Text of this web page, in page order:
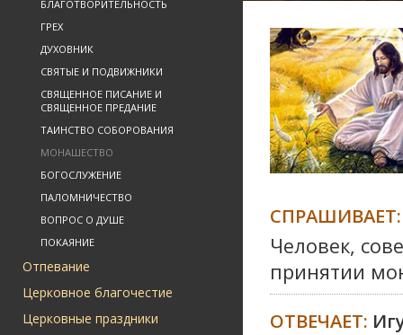
БЛАГОТВОРИТЕЛЬНОСТЬ
ГРЕХ
ДУХОВНИК
СВЯТЫЕ И ПОДВИЖНИКИ
СВЯЩЕННОЕ ПИСАНИЕ И
СВЯЩЕННОЕ ПРЕДАНИЕ
ТАИНСТВО СОБОРОВАНИЯ
МОНАШЕСТВО
БОГОСЛУЖЕНИЕ
ПАЛОМНИЧЕСТВО
ВОПРОС О ДУШЕ
ПОКАЯНИЕ
Отпевание
Церковное благочестие
Церковные праздники
СПРАШИВАЕТ:
Человек,
принятии
ОТВЕЧАЕТ: